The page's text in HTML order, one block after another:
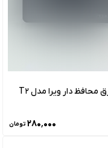
پریز برق محافظ دار ویرا مدل T2
۲۸۰٬۰۰۰ تومان